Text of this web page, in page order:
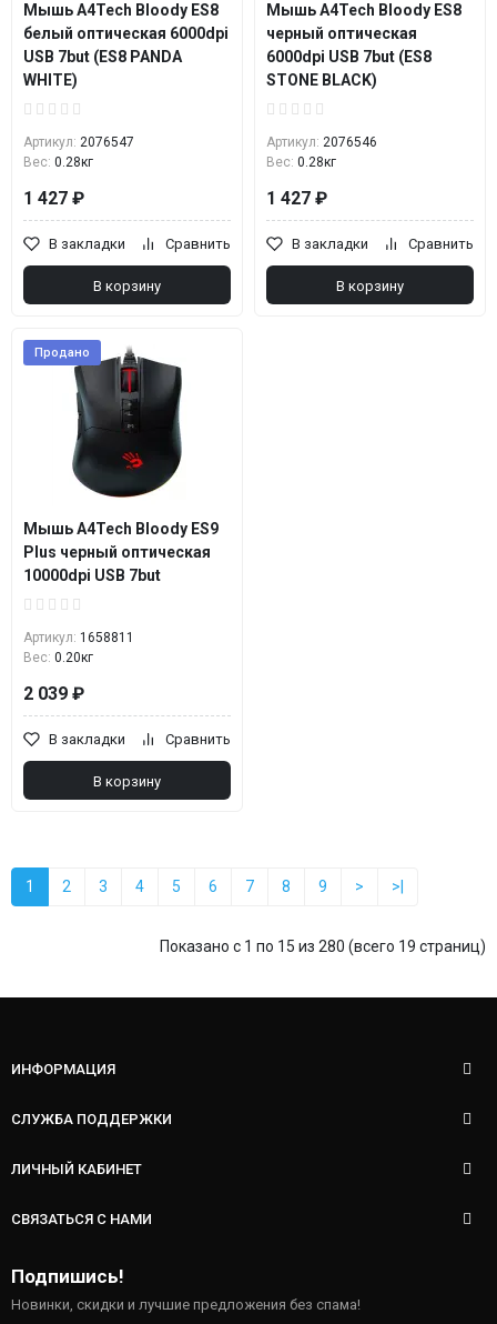
Мышь A4Tech Bloody ES8
белый оптическая 6000dpi
USB 7but (ES8 PANDA
WHITE)
Артикул: 2076547
Вес: 0.28кг
1 427 ₽
В закладки Сравнить
В корзину
Мышь A4Tech Bloody ES8
черный оптическая
6000dpi USB 7but (ES8
STONE BLACK)
Артикул: 2076546
Вес: 0.28кг
1 427 ₽
В закладки Сравнить
В корзину
Продано
Мышь A4Tech Bloody ES9
Plus черный оптическая
10000dpi USB 7but
Артикул: 1658811
Вес: 0.20кг
2 039 ₽
В закладки Сравнить
В корзину
1 2 3 4 5 6 7 8 9 > >|
Показано с 1 по 15 из 280 (всего 19 страниц)
ИНФОРМАЦИЯ
СЛУЖБА ПОДДЕРЖКИ
ЛИЧНЫЙ КАБИНЕТ
СВЯЗАТЬСЯ С НАМИ
Подпишись!
Новинки, скидки и лучшие предложения без спама!